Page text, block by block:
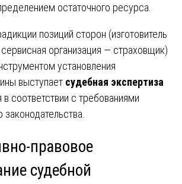
остаточного ресурса.
позиций сторон (изготовитель
организация — страховщик)
установления
выступает судебная экспертиза
соответствии с требованиями
правовое
судебной